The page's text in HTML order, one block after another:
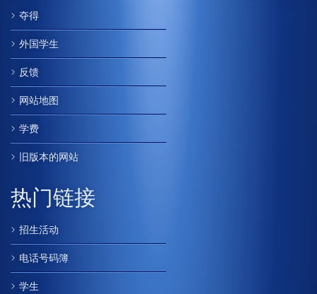
夺得
外国学生
反馈
网站地图
学费
旧版本的网站
热门链接
招生活动
电话号码簿
学生